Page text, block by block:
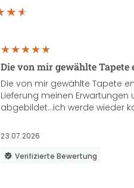
Die von mir gewählte
Die von mir gewählte Tapete
Lieferung meinen Erwartungen
abgebildet...ich werde wieder
23.07.2026
Verifizierte Bewertung